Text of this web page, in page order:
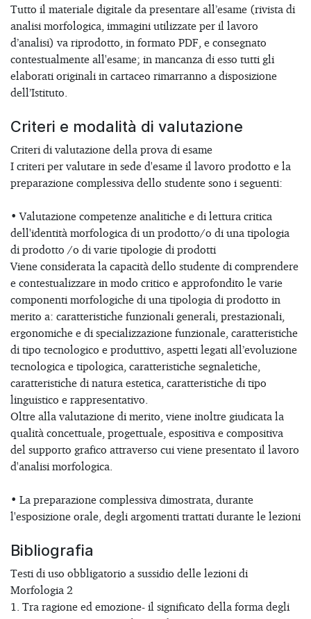
Tutto il materiale digitale da presentare all’esame (rivista di
analisi morfologica, immagini utilizzate per il lavoro
d’analisi) va riprodotto, in formato PDF, e consegnato
contestualmente all'esame; in mancanza di esso tutti gli
elaborati originali in cartaceo rimarranno a disposizione
dell’Istituto.
Criteri e modalità di valutazione
Criteri di valutazione della prova di esame
I criteri per valutare in sede d'esame il lavoro prodotto e la
preparazione complessiva dello studente sono i seguenti:
• Valutazione competenze analitiche e di lettura critica
dell'identità morfologica di un prodotto/o di una tipologia
di prodotto /o di varie tipologie di prodotti
Viene considerata la capacità dello studente di comprendere
e contestualizzare in modo critico e approfondito le varie
componenti morfologiche di una tipologia di prodotto in
merito a: caratteristiche funzionali generali, prestazionali,
ergonomiche e di specializzazione funzionale, caratteristiche
di tipo tecnologico e produttivo, aspetti legati all’evoluzione
tecnologica e tipologica, caratteristiche segnaletiche,
caratteristiche di natura estetica, caratteristiche di tipo
linguistico e rappresentativo.
Oltre alla valutazione di merito, viene inoltre giudicata la
qualità concettuale, progettuale, espositiva e compositiva
del supporto grafico attraverso cui viene presentato il lavoro
d'analisi morfologica.
• La preparazione complessiva dimostrata, durante
l'esposizione orale, degli argomenti trattati durante le lezioni
Bibliografia
Testi di uso obbligatorio a sussidio delle lezioni di
Morfologia 2
1. Tra ragione ed emozione- il significato della forma degli